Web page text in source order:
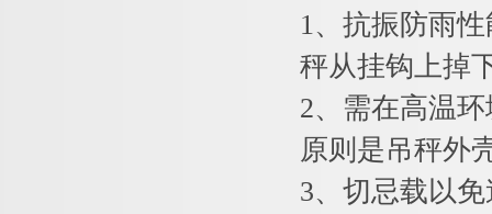
1、抗振防雨
秤从挂钩上掉
2、需在高温
原则是吊秤外
3、切忌载以